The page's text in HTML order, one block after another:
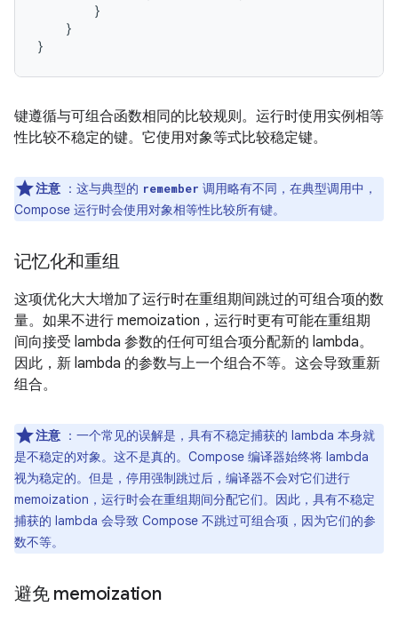
}
}
}
键遵循与可组合函数相同的比较规则。运行时使用实例相等
性比较不稳定的键。它使用对象等式比较稳定键。
注意 ：这与典型的 remember 调用略有不同，在典型调用中，
Compose 运行时会使用对象相等性比较所有键。
记忆化和重组
这项优化大大增加了运行时在重组期间跳过的可组合项的数
量。如果不进行 memoization，运行时更有可能在重组期
间向接受 lambda 参数的任何可组合项分配新的 lambda。
因此，新 lambda 的参数与上一个组合不等。这会导致重新
组合。
注意 ：一个常见的误解是，具有不稳定捕获的 lambda 本身就
是不稳定的对象。这不是真的。Compose 编译器始终将 lambda
视为稳定的。但是，停用强制跳过后，编译器不会对它们进行
memoization，运行时会在重组期间分配它们。因此，具有不稳定
捕获的 lambda 会导致 Compose 不跳过可组合项，因为它们的参
数不等。
避免 memoization